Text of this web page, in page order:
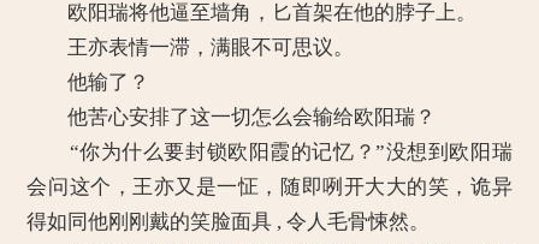
欧阳瑞将他逼至墙角，匕首架在他的脖子上。
王亦表情一滞，满眼不可思议。
他输了？
他苦心安排了这一切怎么会输给欧阳瑞？
“你为什么要封锁欧阳霞的记忆？”没想到欧阳瑞
会问这个，王亦又是一怔，随即咧开大大的笑，诡异
得如同他刚刚戴的笑脸面具 , 令人毛骨悚然。